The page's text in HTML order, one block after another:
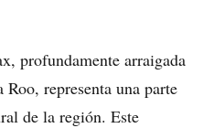
profundamente arraigada
representa una parte
de la región. Este